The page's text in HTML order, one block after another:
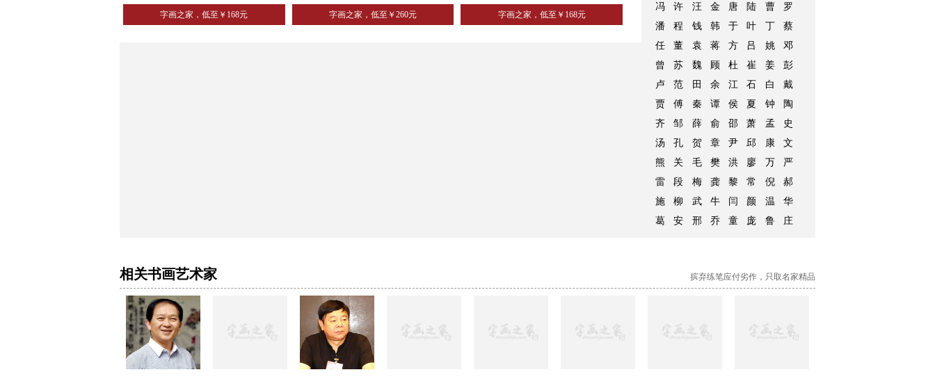
字画之家，低至￥168元 字画之家，低至￥260元 字画之家，低至￥168元
冯
许 汪 金 唐 陆 曹
罗
潘
程 钱 韩 于 叶 丁
蔡
任
董 袁 蒋 方 吕 姚
邓
曾
苏 魏 顾 杜 崔 姜
彭
卢
范 田 余 江 石 白
戴
贾
傅 秦 谭 侯 夏 钟
陶
齐
邹 薛 俞 邵 萧 孟
史
汤
孔 贺 章 尹 邱 康
文
熊
关 毛 樊 洪 廖 万
严
雷
段 梅 龚 黎 常 倪
郝
施
柳 武 牛 闫 颜 温
华
葛
安 邢 乔 童 庞 鲁 庄
相关书画艺术家 摈弃练笔应付劣作，只取名家精品